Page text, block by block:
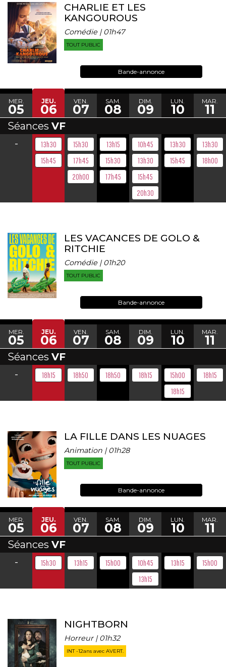
CHARLIE ET LES
KANGOUROUS
Comédie | 01h47
TOUT PUBLIC
Bande-annonce
MER.
05
JEU.
06
VEN.
07
SAM.
08
DIM.
09
LUN.
10
MAR.
11
Séances VF
-
13h30
15h45
15h30
17h45
20h00
13h15
15h30
17h45
10h45
13h30
15h45
20h30
13h30
15h45
13h30
18h00
LES VACANCES DE GOLO &
RITCHIE
Comédie | 01h20
TOUT PUBLIC
Bande-annonce
MER.
05
JEU.
06
VEN.
07
SAM.
08
DIM.
09
LUN.
10
MAR.
11
Séances VF
-
18h15 18h50 18h50 18h15
15h00
18h15
18h15
LA FILLE DANS LES NUAGES
Animation | 01h28
TOUT PUBLIC
Bande-annonce
MER.
05
JEU.
06
VEN.
07
SAM.
08
DIM.
09
LUN.
10
MAR.
11
Séances VF
-
15h30 13h15 15h00
10h45
13h15
13h15 15h00
NIGHTBORN
Horreur | 01h32
INT -12ans avec AVERT.